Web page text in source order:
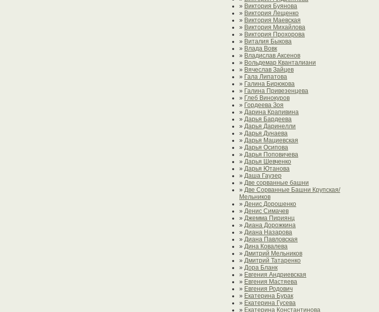
» Виктория Буянова
» Виктория Лещенко
» Виктория Маевская
» Виктория Михайлова
» Виктория Прохорова
» Виталия Быкова
» Влада Вовк
» Владислав Аксенов
» Вольдемар Кванталиани
» Вячеслав Зайцев
» Гала Липатова
» Галина Бирюкова
» Галина Привезенцева
» Глеб Винокуров
» Гордеева Зоя
» Дарина Крапивина
» Дарья Бардеева
» Дарья Даринелли
» Дарья Дунаева
» Дарья Мациевская
» Дарья Осипова
» Дарья Поповичева
» Дарья Шевченко
» Дарья Ютанова
» Даша Гаузер
» Две сорванные башни
» Две Сорванные Башни Крупская/
Мельников
» Денис Дорошенко
» Денис Симачев
» Джемма Пириянц
» Диана Дорожкина
» Диана Назарова
» Диана Павловская
» Дина Ковалева
» Дмитрий Мельников
» Дмитрий Татаренко
» Дора Бланк
» Евгения Андриевская
» Евгения Мастяева
» Евгения Родович
» Екатерина Бурак
» Екатерина Гусева
» Екатерина Константинова